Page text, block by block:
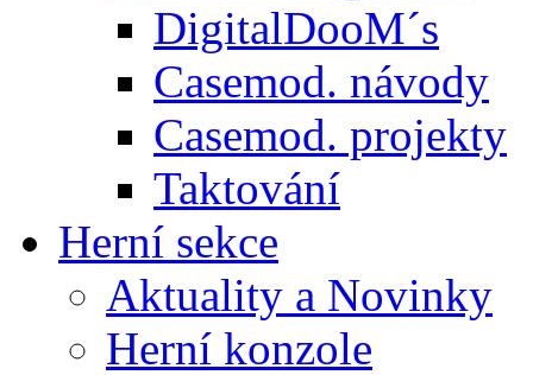
DigitalDooM´s
Casemod. návody
Casemod. projekty
Taktování
Herní sekce
Aktuality a Novinky
Herní konzole